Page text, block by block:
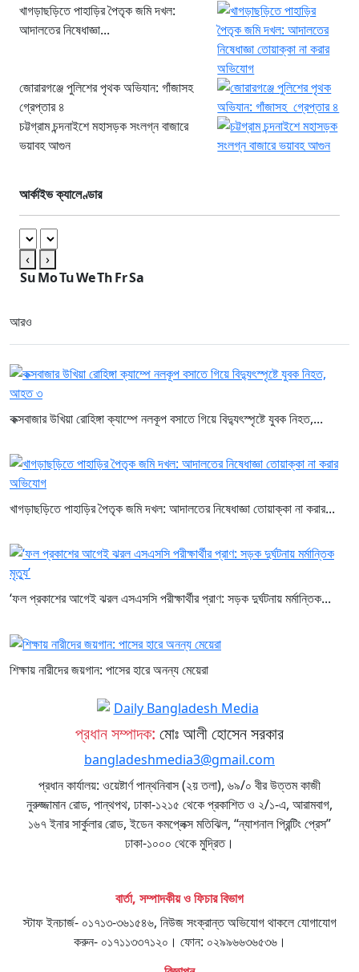
খাগড়াছড়িতে পাহাড়ির পৈতৃক জমি দখল:
আদালতের নিষেধাজ্ঞা...
জোরারগঞ্জে পুলিশের পৃথক অভিযান: গাঁজাসহ
গ্রেপ্তার ৪
চট্টগ্রাম চন্দনাইশে মহাসড়ক সংলগ্ন বাজারে
ভয়াবহ আগুন
আর্কাইভ ক্যালেণ্ডার
‹
›
SuMoTuWeThFrSa
আরও
কক্সবাজার উখিয়া রোহিঙ্গা ক্যাম্পে নলকূপ বসাতে গিয়ে বিদ্যুৎস্পৃষ্টে যুবক নিহত,...
খাগড়াছড়িতে পাহাড়ির পৈতৃক জমি দখল: আদালতের নিষেধাজ্ঞা তোয়াক্কা না করার...
‘ফল প্রকাশের আগেই ঝরল এসএসসি পরীক্ষার্থীর প্রাণ: সড়ক দুর্ঘটনায় মর্মান্তিক...
শিক্ষায় নারীদের জয়গান: পাসের হারে অনন্য মেয়েরা
প্রধান সম্পাদক: মোঃ আলী হোসেন সরকার
bangladeshmedia3@gmail.com
প্রধান কার্যালয়: ওয়েষ্টার্ণ পান্থনিবাস (২য় তলা), ৬৯/০ বীর উত্তম কাজী
নুরুজ্জামান রোড, পান্থপথ, ঢাকা-১২১৫ থেকে প্রকাশিত ও ২/১-এ, আরামবাগ,
১৬৭ ইনার সার্কুলার রোড, ইডেন কমপ্লেক্স মতিঝিল, “ন্যাশনাল প্রিন্টিং প্রেস”
ঢাকা-১০০০ থেকে মুদ্রিত।
বার্তা, সম্পাদকীয় ও ফিচার বিভাগ
স্টাফ ইনচার্জ- ০১৭১৩-৩৬১৫৪৬, নিউজ সংক্রান্ত অভিযোগ থাকলে যোগাযোগ
করুন- ০১৭১১৩৩৭১২০। ফোন: ০২৯৯৬৬৩৬৫৩৬।